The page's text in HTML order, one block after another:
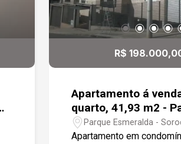
R$
Apartamento á
quarto, 41,93 m2 -
Esmeralda,
Parque Esmeralda -
Apartamento em